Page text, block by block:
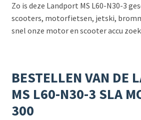
Zo is deze Landport MS L60-N30-3
scooters, motorfietsen, jetski,
snel onze motor en scooter accu
BESTELLEN VAN DE
MS L60-N30-3 SLA
300